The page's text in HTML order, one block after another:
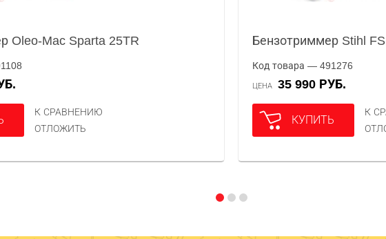
Oleo-Mac Sparta 25TR
К СРАВНЕНИЮ
ОТЛОЖИТЬ
Бензотриммер Stihl
Код товара — 491276
ЦЕНА 35 990 РУБ.
КУПИТЬ
К